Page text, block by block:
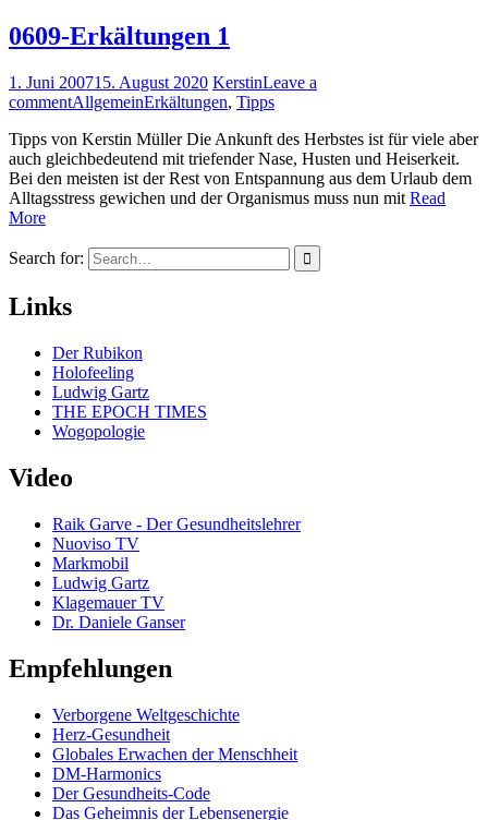
0609-Erkältungen 1
1. Juni 200715. August 2020 KerstinLeave a
commentAllgemeinErkältungen, Tipps
Tipps von Kerstin Müller Die Ankunft des Herbstes ist für viele aber
auch gleichbedeutend mit triefender Nase, Husten und Heiser­keit.
Bei den meisten ist der Rest von Entspannung aus dem Urlaub dem
Alltagsstress gewichen und der Organismus muss nun mit Read
More
Search for:
Links
Der Rubikon
Holofeeling
Ludwig Gartz
THE EPOCH TIMES
Wogopologie
Video
Raik Garve - Der Gesundheitslehrer
Nuoviso TV
Markmobil
Ludwig Gartz
Klagemauer TV
Dr. Daniele Ganser
Empfehlungen
Verborgene Weltgeschichte
Herz-Gesundheit
Globales Erwachen der Menschheit
DM-Harmonics
Der Gesundheits-Code
Das Geheimnis der Lebensenergie